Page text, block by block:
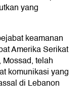
yang
keamanan
Amerika Serikat
telah
komunikasi yang
di Lebanon